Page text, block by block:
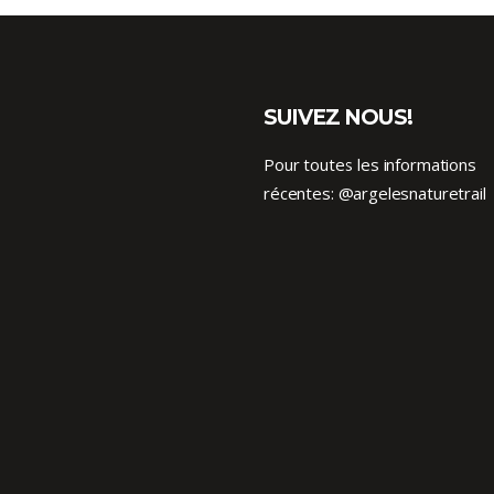
SUIVEZ NOUS!
Pour toutes les informations
récentes: @argelesnaturetrail